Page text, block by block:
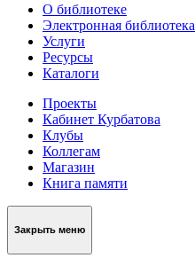
О библиотеке
Электронная библиотека
Услуги
Ресурсы
Каталоги
Проекты
Кабинет Курбатова
Клубы
Коллегам
Магазин
Книга памяти
Закрыть меню